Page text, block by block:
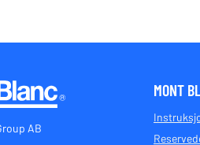
MONT
AB